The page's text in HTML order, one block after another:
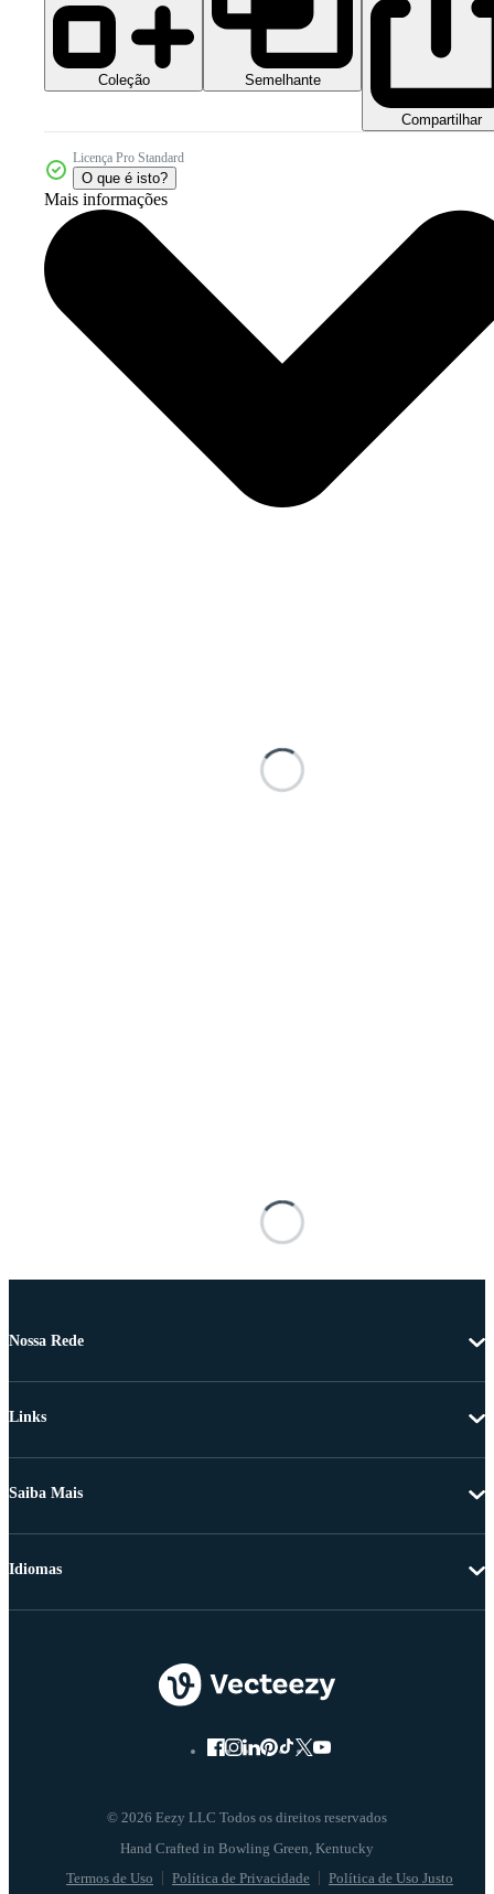
Coleção Semelhante
Compartilhar
Licença Pro Standard
O que é isto?
Mais informações
Nossa Rede
Links
Saiba Mais
© 2026 Eezy LLC Todos os direitos reservados
Termos de Uso Política de Privacidade Política de Uso Justo
Idiomas